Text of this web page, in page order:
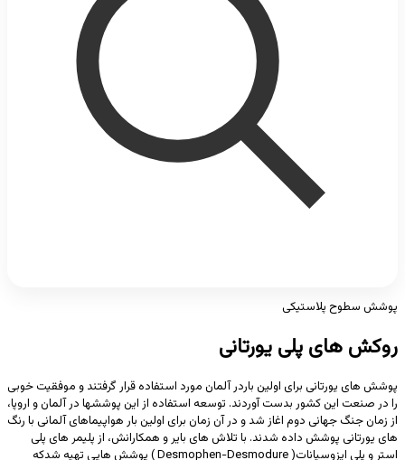
پوشش سطوح پلاستیکی
روکش های پلی یورتانی
پوشش های یورتانی برای اولین باردر آلمان مورد استفاده قرار گرفتند و موفقیت خوبی
را در صنعت این کشور بدست آوردند. توسعه استفاده از این پوششها در آلمان و اروپا،
از زمان جنگ جهانی دوم اغاز شد و در آن زمان برای اولین بار هواپیماهای آلمانی با رنگ
های یورتانی پوشش داده شدند. با تلاش های بایر و همکارانش، از پلیمر های پلی
استر و پلی ایزوسیانات( Desmophen-Desmodure ) پوشش هایی تهیه شدکه